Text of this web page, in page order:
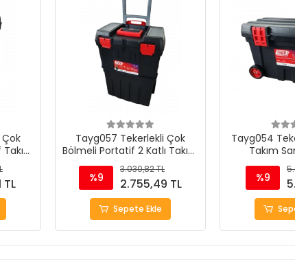
TL
Tayg057 Tekerlekli Çok
Bölmeli Portatif 2 Katlı Takım
Çantası 18.5"
%9
3.030,82 TL
2.755,49 TL
Sepete Ekle
Tayg054
Takım
%9